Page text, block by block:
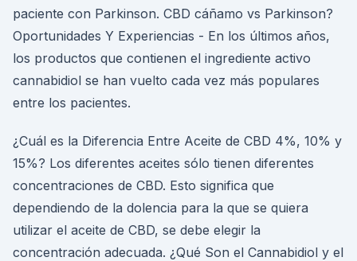
paciente con Parkinson. CBD cáñamo vs Parkinson?
Oportunidades Y Experiencias - En los últimos años,
los productos que contienen el ingrediente activo
cannabidiol se han vuelto cada vez más populares
entre los pacientes.
¿Cuál es la Diferencia Entre Aceite de CBD 4%, 10% y
15%? Los diferentes aceites sólo tienen diferentes
concentraciones de CBD. Esto significa que
dependiendo de la dolencia para la que se quiera
utilizar el aceite de CBD, se debe elegir la
concentración adecuada. ¿Qué Son el Cannabidiol y el